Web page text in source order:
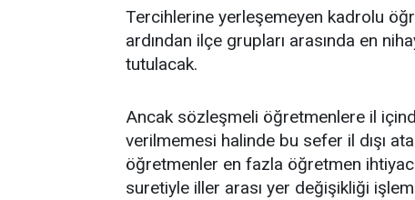
Tercihlerine yerleşemeyen kadrolu
ardından ilçe grupları arasında en
tutulacak.
Ancak sözleşmeli öğretmenlere il
verilmemesi halinde bu sefer il dışı
öğretmenler en fazla öğretmen
suretiyle iller arası yer değişikliği